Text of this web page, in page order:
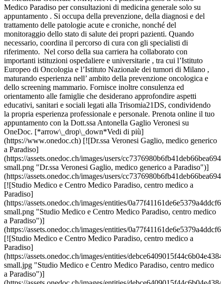
Medico Paradiso per consultazioni di medicina generale solo su
appuntamento . Si occupa della prevenzione, della diagnosi e del
trattamento delle patologie acute e croniche, nonché del
monitoraggio dello stato di salute dei propri pazienti. Quando
necessario, coordina il percorso di cura con gli specialisti di
riferimento. Nel corso della sua carriera ha collaborato con
importanti istituzioni ospedaliere e universitarie , tra cui l’Istituto
Europeo di Oncologia e l’Istituto Nazionale dei tumori di Milano ,
maturando esperienza nell’ ambito della prevenzione oncologica e
dello screening mammario. Fornisce inoltre consulenza ed
orientamento alle famiglie che desiderano approfondire aspetti
educativi, sanitari e sociali legati alla Trisomia21DS, condividendo
la propria esperienza professionale e personale. Prenota online il tuo
appuntamento con la Dott.ssa Antonella Gaglio Veronesi su
OneDoc. [*arrow\_drop\_down*Vedi di più]
(https://www.onedoc.ch) [![Dr.ssa Veronesi Gaglio, medico generico
a Paradiso]
(https://assets.onedoc.ch/images/users/
small.png "Dr.ssa Veronesi Gaglio, medico generico a Paradiso")]
(https://assets.onedoc.ch/images/users/
[![Studio Medico e Centro Medico Paradiso, centro medico a
Paradiso]
(https://assets.onedoc.ch/images/entities/
small.png "Studio Medico e Centro Medico Paradiso, centro medico
a Paradiso")]
(https://assets.onedoc.ch/images/entities/
[![Studio Medico e Centro Medico Paradiso, centro medico a
Paradiso]
(https://assets.onedoc.ch/images/entities/
small.jpg "Studio Medico e Centro Medico Paradiso, centro medico
a Paradiso")]